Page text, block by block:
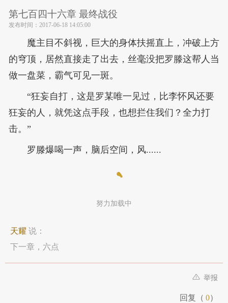
第七百四十六章 最终战役
发布时间： 2017-06-18 14:05:00
魔主目不斜视，巨大的身体扶摇直上，冲破上方
的穹顶，居然直接走了出去，丝毫没把罗滕这帮人当
做一盘菜，霸气可见一斑。
“狂妄自打，这是罗某唯一见过，比李怀风还要
狂妄的人，就凭这点手段，也想拦住我们？全力打
击。”
罗滕爆喝一声，脑后空间，风......
努力加载中
天耀 说：
下一章，六点
举报
回复（ 0）